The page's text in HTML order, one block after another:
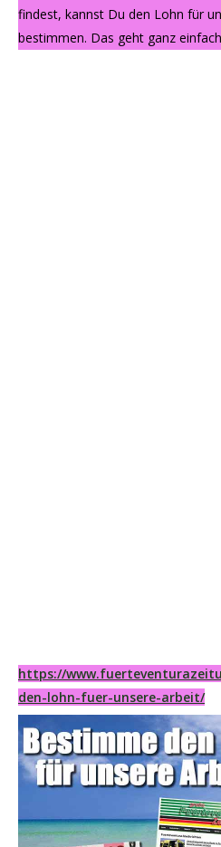
findest, kannst Du den Lohn für
bestimmen. Das geht ganz
https://
den-lohn-fuer-unsere-arbeit/